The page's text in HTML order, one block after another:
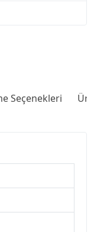
Seçenekleri